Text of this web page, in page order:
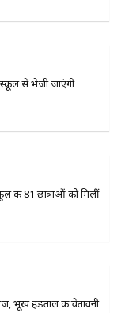
स्कूल से भेजी जाएंगी
की 81 छात्राओं को मिलीं
भूख हड़ताल की चेतावनी